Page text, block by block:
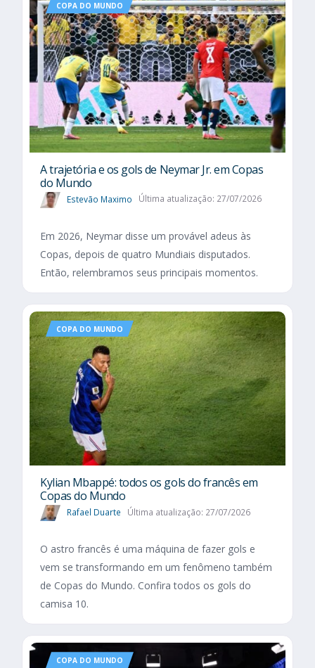
COPA DO MUNDO
A trajetória e os gols de Neymar Jr. em Copas
do Mundo
Estevão Maximo Última atualização: 27/07/2026
Em 2026, Neymar disse um provável adeus às
Copas, depois de quatro Mundiais disputados.
Então, relembramos seus principais momentos.
COPA DO MUNDO
Kylian Mbappé: todos os gols do francês em
Copas do Mundo
Rafael Duarte Última atualização: 27/07/2026
O astro francês é uma máquina de fazer gols e
vem se transformando em um fenômeno também
de Copas do Mundo. Confira todos os gols do
camisa 10.
COPA DO MUNDO